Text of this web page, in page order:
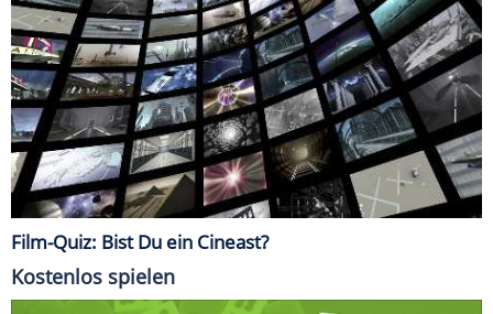
Film-Quiz: Bist Du ein Cineast?
Kostenlos spielen